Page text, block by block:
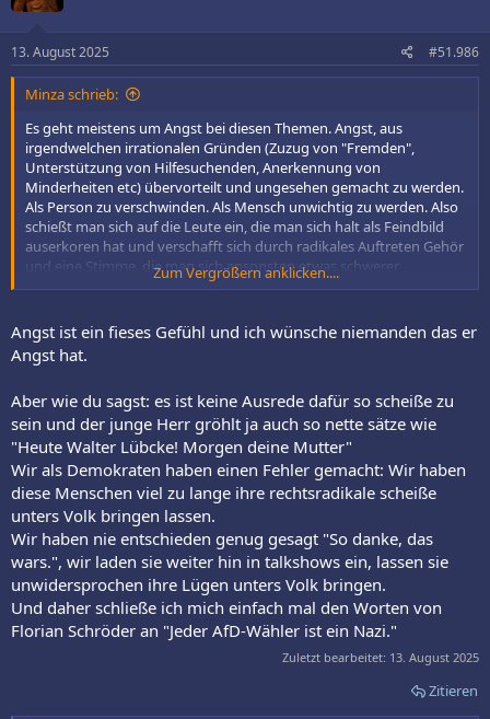
o
e
n
:
13. August 2025 #51.986
Minza schrieb:
Es geht meistens um Angst bei diesen Themen. Angst, aus
irgendwelchen irrationalen Gründen (Zuzug von "Fremden",
Unterstützung von Hilfesuchenden, Anerkennung von
Minderheiten etc) übervorteilt und ungesehen gemacht zu werden.
Als Person zu verschwinden. Als Mensch unwichtig zu werden. Also
schießt man sich auf die Leute ein, die man sich halt als Feindbild
auserkoren hat und verschafft sich durch radikales Auftreten Gehör
und eine Stimme, die man sich ansonsten etwas schwerer
erarbeiten müsste bzw schon längst hatte, das aber nicht merkt.
schlechter geht. Das verdrängt kurz die eigene Angst, lässt einen
stark fühlen. Angst wird durch Wut ersetzt und das fühlt sich bei
vielen dieser besorgten Bürger (auch Wutbürger genannt) gut an...
Zum Vergrößern anklicken....
Angst ist ein fieses Gefühl und ich wünsche niemanden das er
Angst hat.
Aber wie du sagst: es ist keine Ausrede dafür so scheiße zu
sein und der junge Herr gröhlt ja auch so nette sätze wie
"Heute Walter Lübcke! Morgen deine Mutter"
Wir als Demokraten haben einen Fehler gemacht: Wir haben
diese Menschen viel zu lange ihre rechtsradikale scheiße
unters Volk bringen lassen.
Wir haben nie entschieden genug gesagt "So danke, das
wars.", wir laden sie weiter hin in talkshows ein, lassen sie
unwidersprochen ihre Lügen unters Volk bringen.
Und daher schließe ich mich einfach mal den Worten von
Florian Schröder an "Jeder AfD-Wähler ist ein Nazi."
Zuletzt bearbeitet: 13. August 2025
Zitieren